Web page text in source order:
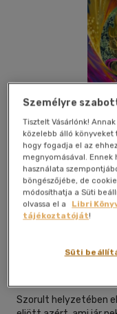
Beleolvasok
Szorult helyzetében
Személyre
Tisztelt Vásárlónk!
közelebb álló
hogy fogadja el az
megnyomásával.
használata
böngészőjébe, de
módosíthatja a Süti
olvassa el a
Libri
tájékoztatóját!
Süti